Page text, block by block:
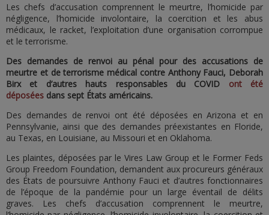
Les chefs d’accusation comprennent le meurtre, l’homicide par
négligence, l’homicide involontaire, la coercition et les abus
médicaux, le racket, l’exploitation d’une organisation corrompue
et le terrorisme.
Des demandes de renvoi au pénal pour des accusations de
meurtre et de terrorisme médical contre Anthony Fauci, Deborah
Birx et d’autres hauts responsables du COVID ont été
déposées dans sept États américains.
Des demandes de renvoi ont été déposées en Arizona et en
Pennsylvanie, ainsi que des demandes préexistantes en Floride,
au Texas, en Louisiane, au Missouri et en Oklahoma.
Les plaintes, déposées par le Vires Law Group et le Former Feds
Group Freedom Foundation, demandent aux procureurs généraux
des États de poursuivre Anthony Fauci et d’autres fonctionnaires
de l’époque de la pandémie pour un large éventail de délits
graves. Les chefs d’accusation comprennent le meurtre,